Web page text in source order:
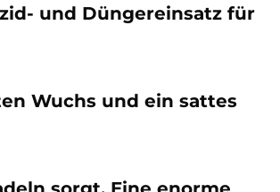
und Düngereinsatz für
Wuchs und ein sattes